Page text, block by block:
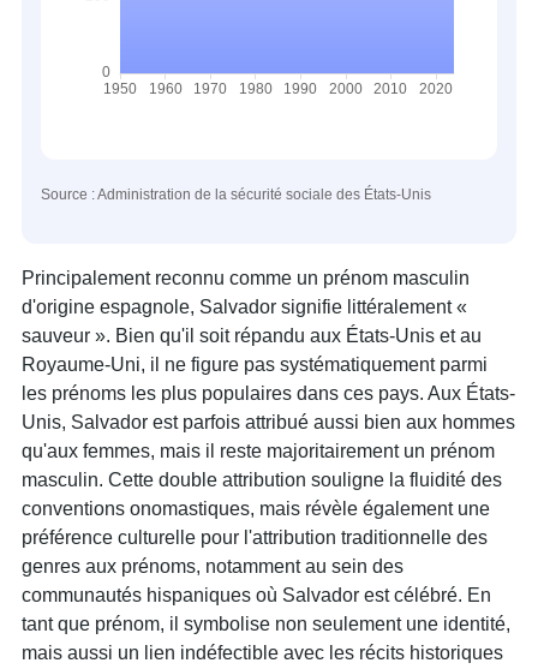
Source : Administration de la sécurité sociale des États-Unis
Principalement reconnu comme un prénom masculin
d'origine espagnole, Salvador signifie littéralement «
sauveur ». Bien qu'il soit répandu aux États-Unis et au
Royaume-Uni, il ne figure pas systématiquement parmi
les prénoms les plus populaires dans ces pays. Aux États-
Unis, Salvador est parfois attribué aussi bien aux hommes
qu'aux femmes, mais il reste majoritairement un prénom
masculin. Cette double attribution souligne la fluidité des
conventions onomastiques, mais révèle également une
préférence culturelle pour l'attribution traditionnelle des
genres aux prénoms, notamment au sein des
communautés hispaniques où Salvador est célébré. En
tant que prénom, il symbolise non seulement une identité,
mais aussi un lien indéfectible avec les récits historiques